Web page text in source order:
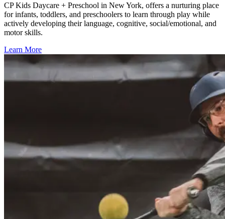
CP Kids Daycare + Preschool in New York, offers a nurturing place
for infants, toddlers, and preschoolers to learn through play while
actively developing their language, cognitive, social/emotional, and
motor skills.​​​​‌ ‍ ​‍​‍‌‍ ‌ ​‍‌‍‍‌‌‍‌ ‌‍‍‌‌‍ ‍​‍​‍​ ‍‍​‍​‍‌ ​ ‌‍​‌‌‍ ‍‌‍‍‌‌ ‌​‌ ‍‌​‍ ‍‌‍‍‌‌‍ ​‍​‍​‍ ​​‍​‍‌‍‍​‌ ​‍‌‍‌‌‌‍‌‍​‍​‍​ ‍‍​‍​‍‌‍‍​‌ ‌​‌ ‌​‌ ​​‌ ​ ​ ‍‍​‍ ​‍ ‌‍​ ‌‍‍​‌‍‌‌‌‍ ​‌ ​ ‌‍‌‌‌‍​‌‌ ​​‌‍‍‌‌‍‌‌‌ ​‍‌ ​ ​‍ ‍‌ ​ ‌‍​‌‌‍ ‍‌‍‍‌‌ ‌​‌ ‍‌​‍ ‍‌ ​ ‌ ‌​‌ ‌‌‌‍‌​‌‍‍‌‌‍ ​‍ ‌‍‍‌‌‍ ‍‌ ‌​‌‍‌‌‌‍ ‍‌ ‌​​‍ ‌‍‌‌‌‍‌​‌‍‍‌‌ ‌​​‍ ‌‍ ‌‌‍ ‌‍‌​‌‍‌‌​ ‌‌ ​​‌ ​‍‌‍‌‌‌ ​ ‌‍‌‌‌‍ ‍‌ ‌​‌‍​‌‌ ‌​‌‍‍‌‌‍ ‌‍ ‍​ ‍ ‌‍‍‌‌‍‌​​ ‌​ ​‍​ ‌‌‌‍​ ‌‍‌‌​ ‌​‌‍​‍‌‍​‍‌‍​‌​‍ ‌​ ‌​​ ​​‌‍​‍​ ‌‍​‍ ‌​ ‌​‌‍‌‍‌‍​‌​ ‍​​‍ ‌‌‍​‌‌‍​‌‌‍‌‌​ ‍‌​‍ ‌​ ‌​​ ‌‌​ ‌ ​ ‌‌​ ‍‌​ ‌‌​ ‍‌‌‍​ ‌‍​‍​ ‌ ‌‍‌​​ ​ ​ ‍ ‌ ‌​‌ ‍‌‌ ​​‌‍‌‌​ ‌‌ ​​‌‍​‌‌‍‌ ‌‍‌‌​ ‍ ‌ ​​‌‍​‌‌ ‌​‌‍‍​​ ‌‌ ​​‌‍​‌‌‍‌ ‌‍‌‌‌​​‍‌ ‌‌‌‍‍‌‌‍ ​‌‍‌​‌‍‌‌‌ ​‍​‍‌‌​ ‌‌‌​​‍‌‌ ‌‍‍ ‌‍‌‌‌ ‍‌​‍‌‌​ ​ ‌​‌​​‍‌‌​ ​ ‌​‌​​‍‌‌​ ​‍​ ​‍​ ‍​​ ​ ‌‍​‍‌‍​‌​ ‍​​ ​ ‌‍‌​​ ‌ ​ ‍​​ ‍​​ ‍​‌‍​‍​‍‌‌​ ​‍​ ​‍​‍‌‌​ ‌‌‌​‌​​‍ ‍‌‍​ ‌‍​‌‌ ​‍‌‍ ‌ ‌‌‌ ​ ‌‍‌‌‌‍ ​‌​‍‌‌ ‌​‌‍‌‌‌‍ ‌‌ ​ ​‍‌‌​ ‌‌‌​​‍‌‌ ‌‍‍ ‌‍‌‌‌ ‍‌​‍‌‌​ ​ ‌​‌​​‍‌‌​ ​ ‌​‌​​‍‌‌​ ​‍​ ​‍​ ‌‌​ ‍‌​ ‍‌​ ​​​ ​ ‌‍​‌‌‍‌‍​ ‌‌​ ​‌​ ‍​​ ‌‍​ ‌‍‌‍​‍‌‍‌‍​ ‌‍‌‍‌‌​ ‍‌​ ​‍​ ​​​ ‍​​ ​‍​ ‍‌​ ‍‌​ ‌‍​ ‍‌​ ‌ ‌‍‌‍​ ​‍​ ‍​​ ‌​​ ‌​‌‍‌​​‍‌‌​ ​‍​ ​‍​‍‌‌​ ‌‌‌​‌​​‍ ‍‌‍​ ‌‍​‌‌ ​‍‌‍‌​‌​‌​‌‍‌‌‌ ​ ‌‍​ ‌ ​‍‌‍‍‌‌ ​​‌ ‌​‌‍‍‌‌‍ ‌‍ ‍​ ‌‍​‍‌‍​‌‌ ​ ‌‍‌‌‌‌‌‌‌ ​‍‌‍ ​​ ‌‌‍‍​‌ ‌​‌ ‌​‌ ​​‌ ​ ​‍‌‌​ ​ ‌​​‌​‍‌‌​ ​‍‌​‌‍​‍‌‌​ ​‍‌​‌‍‌‍​ ‌‍‍​‌‍‌‌‌‍ ​‌ ​ ‌‍‌‌‌‍​‌‌ ​​‌‍‍‌‌‍‌‌‌ ​‍‌ ​ ​‍ ‍‌ ​ ‌‍​‌‌‍ ‍‌‍‍‌‌ ‌​‌ ‍‌​‍ ‍‌ ​ ‌ ‌​‌ ‌‌‌‍‌​‌‍‍‌‌‍ ​‍‌‍‌‍‍‌‌‍‌​​ ‌​ ​‍​ ‌‌‌‍​ ‌‍‌‌​ ‌​‌‍​‍‌‍​‍‌‍​‌​‍ ‌​ ‌​​ ​​‌‍​‍​ ‌‍​‍ ‌​ ‌​‌‍‌‍‌‍​‌​ ‍​​‍ ‌‌‍​‌‌‍​‌‌‍‌‌​ ‍‌​‍ ‌​ ‌​​ ‌‌​ ‌ ​ ‌‌​ ‍‌​ ‌‌​ ‍‌‌‍​ ‌‍​‍​ ‌ ‌‍‌​​ ​ ​‍‌‍‌ ‌​‌ ‍‌‌ ​​‌‍‌‌​ ‌‌ ​​‌‍​‌‌‍‌ ‌‍‌‌​‍‌‍‌ ​​‌‍​‌‌ ‌​‌‍‍​​ ‌‌ ​​‌‍​‌‌‍‌ ‌‍‌‌‌​​‍‌ ‌‌‌‍‍‌‌‍ ​‌‍‌​‌‍‌‌‌ ​‍​‍‌‌​ ‌‌‌​​‍‌‌ ‌‍‍ ‌‍‌‌‌ ‍‌​‍‌‌​ ​ ‌​‌​​‍‌‌​ ​ ‌​‌​​‍‌‌​ ​‍​ ​‍​ ‍​​ ​ ‌‍​‍‌‍​‌​ ‍​​ ​ ‌‍‌​​ ‌ ​ ‍​​ ‍​​ ‍​‌‍​‍​‍‌‌​ ​‍​ ​‍​‍‌‌​ ‌‌‌​‌​​‍ ‍‌‍​ ‌‍​‌‌ ​‍‌‍ ‌ ‌‌‌ ​ ‌‍‌‌‌‍ ​‌​‍‌‌ ‌​‌‍‌‌‌‍ ‌‌ ​ ​‍‌‌​ ‌‌‌​​‍‌‌ ‌‍‍ ‌‍‌‌‌ ‍‌​‍‌‌​ ​ ‌​‌​​‍‌‌​ ​ ‌​‌​​‍‌‌​ ​‍​ ​‍​ ‌‌​ ‍‌​ ‍‌​ ​​​ ​ ‌‍​‌‌‍‌‍​ ‌‌​ ​‌​ ‍​​ ‌‍​ ‌‍‌‍​‍‌‍‌‍​ ‌‍‌‍‌‌​ ‍‌​ ​‍​ ​​​ ‍​​ ​‍​ ‍‌​ ‍‌​ ‌‍​ ‍‌​ ‌ ‌‍‌‍​ ​‍​ ‍​​ ‌​​ ‌​‌‍‌​​‍‌‌​ ​‍​ ​‍​‍‌‌​ ‌‌‌​‌​​‍ ‍‌‍​ ‌‍​‌‌ ​‍‌‍‌​‌​‌​‌‍‌‌‌ ​ ‌‍​ ‌ ​‍‌‍‍‌‌ ​​‌ ‌​‌‍‍‌‌‍ ‌‍ ‍​‍‌‍‌ ​​‌‍‌‌‌ ​‍‌ ​ ‌ ​​‌‍‌‌‌‍​ ‌ ‌​‌‍‍‌‌ ‌‍‌‍‌‌​ ‌‌ ​​‌ ‌‌‌‍​‍‌‍ ​‌‍‍‌‌ ​ ‌‍‍​‌‍‌‌‌‍‌​​‍​‍‌ ‌
Learn More​​​​‌ ‍ ​‍​‍‌‍ ‌ ​‍‌‍‍‌‌‍‌ ‌‍‍‌‌‍ ‍​‍​‍​ ‍‍​‍​‍‌ ​ ‌‍​‌‌‍ ‍‌‍‍‌‌ ‌​‌ ‍‌​‍ ‍‌‍‍‌‌‍ ​‍​‍​‍ ​​‍​‍‌‍‍​‌ ​‍‌‍‌‌‌‍‌‍​‍​‍​ ‍‍​‍​‍‌‍‍​‌ ‌​‌ ‌​‌ ​​‌ ​ ​ ‍‍​‍ ​‍ ‌‍​ ‌‍‍​‌‍‌‌‌‍ ​‌ ​ ‌‍‌‌‌‍​‌‌ ​​‌‍‍‌‌‍‌‌‌ ​‍‌ ​ ​‍ ‍‌ ​ ‌‍​‌‌‍ ‍‌‍‍‌‌ ‌​‌ ‍‌​‍ ‍‌ ​ ‌ ‌​‌ ‌‌‌‍‌​‌‍‍‌‌‍ ​‍ ‌‍‍‌‌‍ ‍‌ ‌​‌‍‌‌‌‍ ‍‌ ‌​​‍ ‌‍‌‌‌‍‌​‌‍‍‌‌ ‌​​‍ ‌‍ ‌‌‍ ‌‍‌​‌‍‌‌​ ‌‌ ​​‌ ​‍‌‍‌‌‌ ​ ‌‍‌‌‌‍ ‍‌ ‌​‌‍​‌‌ ‌​‌‍‍‌‌‍ ‌‍ ‍​ ‍ ‌‍‍‌‌‍‌​​ ‌​ ​‍​ ‌‌‌‍​ ‌‍‌‌​ ‌​‌‍​‍‌‍​‍‌‍​‌​‍ ‌​ ‌​​ ​​‌‍​‍​ ‌‍​‍ ‌​ ‌​‌‍‌‍‌‍​‌​ ‍​​‍ ‌‌‍​‌‌‍​‌‌‍‌‌​ ‍‌​‍ ‌​ ‌​​ ‌‌​ ‌ ​ ‌‌​ ‍‌​ ‌‌​ ‍‌‌‍​ ‌‍​‍​ ‌ ‌‍‌​​ ​ ​ ‍ ‌ ‌​‌ ‍‌‌ ​​‌‍‌‌​ ‌‌ ​​‌‍​‌‌‍‌ ‌‍‌‌​ ‍ ‌ ​​‌‍​‌‌ ‌​‌‍‍​​ ‌‌ ​​‌‍​‌‌‍‌ ‌‍‌‌‌​​‍‌ ‌‌‌‍‍‌‌‍ ​‌‍‌​‌‍‌‌‌ ​‍​‍‌‌​ ‌‌‌​​‍‌‌ ‌‍‍ ‌‍‌‌‌ ‍‌​‍‌‌​ ​ ‌​‌​​‍‌‌​ ​ ‌​‌​​‍‌‌​ ​‍​ ​‍​ ‍​​ ​ ‌‍​‍‌‍​‌​ ‍​​ ​ ‌‍‌​​ ‌ ​ ‍​​ ‍​​ ‍​‌‍​‍​‍‌‌​ ​‍​ ​‍​‍‌‌​ ‌‌‌​‌​​‍ ‍‌‍​ ‌‍​‌‌ ​‍‌‍ ‌ ‌‌‌ ​ ‌‍‌‌‌‍ ​‌​‍‌‌ ‌​‌‍‌‌‌‍ ‌‌ ​ ​‍‌‌​ ‌‌‌​​‍‌‌ ‌‍‍ ‌‍‌‌‌ ‍‌​‍‌‌​ ​ ‌​‌​​‍‌‌​ ​ ‌​‌​​‍‌‌​ ​‍​ ​‍​ ‌‌​ ‍‌​ ‍‌​ ​​​ ​ ‌‍​‌‌‍‌‍​ ‌‌​ ​‌​ ‍​​ ‌‍​ ‌‍‌‍​‍‌‍‌‍​ ‌‍‌‍‌‌​ ‍‌​ ​‍​ ​​​ ‍​​ ​‍​ ‍‌​ ‍‌​ ‌‍​ ‍‌​ ‌ ‌‍‌‍​ ​‍​ ‍​​ ‌​​ ‌​‌‍‌​​‍‌‌​ ​‍​ ​‍​‍‌‌​ ‌‌‌​‌​​‍ ‍‌‍​‍‌ ‌‌‌ ‌​‌ ‌​‌‍ ‌‍ ‍‌ ​ ​‍‌‌​ ‌‌‌​​‍‌‌ ‌‍‍ ‌‍‌‌‌ ‍‌​‍‌‌​ ​ ‌​‌​​‍‌‌​ ​ ‌​‌​​‍‌‌​ ​‍​ ​‍‌‍​‍‌‍‌‍​ ‍​‌‍​ ​ ​ ​ ‌​‌‍​‌​ ​ ‌‍​‍​ ​‌​ ‌ ​ ‌‍​‍‌‌​ ​‍​ ​‍​‍‌‌​ ‌‌‌​‌​​‍ ‍‌ ‌​‌‍‌‌‌ ‍​‌ ‌​​ ‌‍​‍‌‍​‌‌ ​ ‌‍‌‌‌‌‌‌‌ ​‍‌‍ ​​ ‌‌‍‍​‌ ‌​‌ ‌​‌ ​​‌ ​ ​‍‌‌​ ​ ‌​​‌​‍‌‌​ ​‍‌​‌‍​‍‌‌​ ​‍‌​‌‍‌‍​ ‌‍‍​‌‍‌‌‌‍ ​‌ ​ ‌‍‌‌‌‍​‌‌ ​​‌‍‍‌‌‍‌‌‌ ​‍‌ ​ ​‍ ‍‌ ​ ‌‍​‌‌‍ ‍‌‍‍‌‌ ‌​‌ ‍‌​‍ ‍‌ ​ ‌ ‌​‌ ‌‌‌‍‌​‌‍‍‌‌‍ ​‍‌‍‌‍‍‌‌‍‌​​ ‌​ ​‍​ ‌‌‌‍​ ‌‍‌‌​ ‌​‌‍​‍‌‍​‍‌‍​‌​‍ ‌​ ‌​​ ​​‌‍​‍​ ‌‍​‍ ‌​ ‌​‌‍‌‍‌‍​‌​ ‍​​‍ ‌‌‍​‌‌‍​‌‌‍‌‌​ ‍‌​‍ ‌​ ‌​​ ‌‌​ ‌ ​ ‌‌​ ‍‌​ ‌‌​ ‍‌‌‍​ ‌‍​‍​ ‌ ‌‍‌​​ ​ ​‍‌‍‌ ‌​‌ ‍‌‌ ​​‌‍‌‌​ ‌‌ ​​‌‍​‌‌‍‌ ‌‍‌‌​‍‌‍‌ ​​‌‍​‌‌ ‌​‌‍‍​​ ‌‌ ​​‌‍​‌‌‍‌ ‌‍‌‌‌​​‍‌ ‌‌‌‍‍‌‌‍ ​‌‍‌​‌‍‌‌‌ ​‍​‍‌‌​ ‌‌‌​​‍‌‌ ‌‍‍ ‌‍‌‌‌ ‍‌​‍‌‌​ ​ ‌​‌​​‍‌‌​ ​ ‌​‌​​‍‌‌​ ​‍​ ​‍​ ‍​​ ​ ‌‍​‍‌‍​‌​ ‍​​ ​ ‌‍‌​​ ‌ ​ ‍​​ ‍​​ ‍​‌‍​‍​‍‌‌​ ​‍​ ​‍​‍‌‌​ ‌‌‌​‌​​‍ ‍‌‍​ ‌‍​‌‌ ​‍‌‍ ‌ ‌‌‌ ​ ‌‍‌‌‌‍ ​‌​‍‌‌ ‌​‌‍‌‌‌‍ ‌‌ ​ ​‍‌‌​ ‌‌‌​​‍‌‌ ‌‍‍ ‌‍‌‌‌ ‍‌​‍‌‌​ ​ ‌​‌​​‍‌‌​ ​ ‌​‌​​‍‌‌​ ​‍​ ​‍​ ‌‌​ ‍‌​ ‍‌​ ​​​ ​ ‌‍​‌‌‍‌‍​ ‌‌​ ​‌​ ‍​​ ‌‍​ ‌‍‌‍​‍‌‍‌‍​ ‌‍‌‍‌‌​ ‍‌​ ​‍​ ​​​ ‍​​ ​‍​ ‍‌​ ‍‌​ ‌‍​ ‍‌​ ‌ ‌‍‌‍​ ​‍​ ‍​​ ‌​​ ‌​‌‍‌​​‍‌‌​ ​‍​ ​‍​‍‌‌​ ‌‌‌​‌​​‍ ‍‌‍​‍‌ ‌‌‌ ‌​‌ ‌​‌‍ ‌‍ ‍‌ ​ ​‍‌‌​ ‌‌‌​​‍‌‌ ‌‍‍ ‌‍‌‌‌ ‍‌​‍‌‌​ ​ ‌​‌​​‍‌‌​ ​ ‌​‌​​‍‌‌​ ​‍​ ​‍‌‍​‍‌‍‌‍​ ‍​‌‍​ ​ ​ ​ ‌​‌‍​‌​ ​ ‌‍​‍​ ​‌​ ‌ ​ ‌‍​‍‌‌​ ​‍​ ​‍​‍‌‌​ ‌‌‌​‌​​‍ ‍‌ ‌​‌‍‌‌‌ ‍​‌ ‌​​‍‌‍‌ ​​‌‍‌‌‌ ​‍‌ ​ ‌ ​​‌‍‌‌‌‍​ ‌ ‌​‌‍‍‌‌ ‌‍‌‍‌‌​ ‌‌ ​​‌ ‌‌‌‍​‍‌‍ ​‌‍‍‌‌ ​ ‌‍‍​‌‍‌‌‌‍‌​​‍​‍‌ ‌